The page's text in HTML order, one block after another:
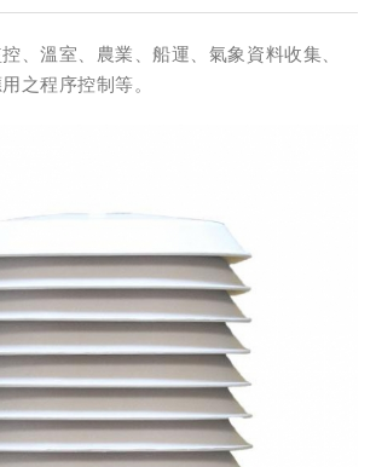
、溫室、農業、船運、氣象資料收集、
之程序控制等。